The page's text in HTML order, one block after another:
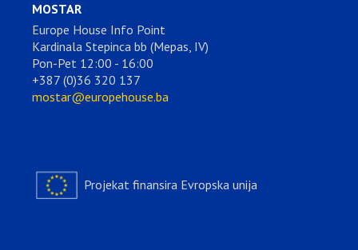
MOSTAR
Europe House Info Point
Kardinala Stepinca bb (Mepas, IV)
Pon-Pet 12:00 - 16:00
+387 (0)36 320 137
mostar@europehouse.ba
Projekat finansira Evropska unija